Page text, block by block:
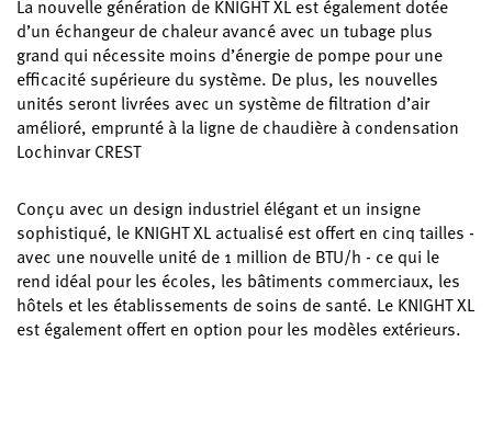
La nouvelle génération de KNIGHT XL est également dotée
d’un échangeur de chaleur avancé avec un tubage plus
grand qui nécessite moins d’énergie de pompe pour une
efficacité supérieure du système. De plus, les nouvelles
unités seront livrées avec un système de filtration d’air
amélioré, emprunté à la ligne de chaudière à condensation
Lochinvar CREST
Conçu avec un design industriel élégant et un insigne
sophistiqué, le KNIGHT XL actualisé est offert en cinq tailles -
avec une nouvelle unité de 1 million de BTU/h - ce qui le
rend idéal pour les écoles, les bâtiments commerciaux, les
hôtels et les établissements de soins de santé. Le KNIGHT XL
est également offert en option pour les modèles extérieurs.